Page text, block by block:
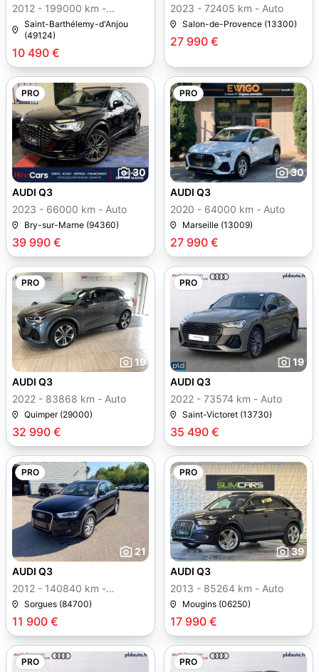
10 490 €
2012 - 199000 km -
Manuelle
Saint-Barthélemy-d'Anjou
(49124)
27 990 €
2023 - 72405 km - Auto
Salon-de-Provence (13300)
PRO
30
39 990 €
AUDI Q3
2023 - 66000 km - Auto
Bry-sur-Marne (94360)
PRO
30
27 990 €
AUDI Q3
2020 - 64000 km - Auto
Marseille (13009)
PRO
19
32 990 €
AUDI Q3
2022 - 83868 km - Auto
Quimper (29000)
PRO
19
35 490 €
AUDI Q3
2022 - 73574 km - Auto
Saint-Victoret (13730)
PRO
21
11 900 €
AUDI Q3
2012 - 140840 km -
Manuelle
Sorgues (84700)
PRO
39
17 990 €
AUDI Q3
2013 - 85264 km - Auto
Mougins (06250)
PRO PRO